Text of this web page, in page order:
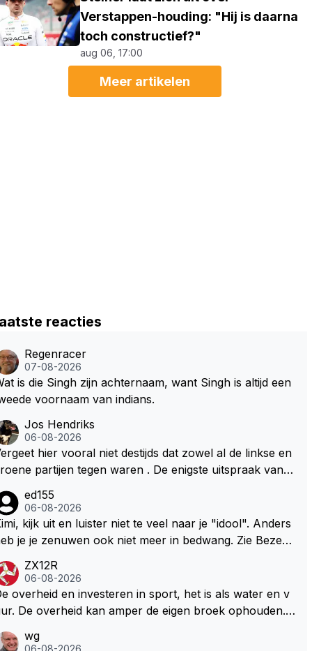
Verstappen-houding: "Hij is daarna
toch constructief?"
aug 06, 17:00
Meer artikelen
reacties
Regenracer
07-08-2026
is die Singh zijn achternaam, want Singh is altijd een
voornaam van indians.
Jos Hendriks
06-08-2026
hier vooral niet destijds dat zowel al de linkse en
partijen tegen waren . De enigste uitspraak van e
ze hun eigen uitlaat gassen inademen maar niet wet
was dat de F1 motor schoner is dan een normale a
Dus denk echt niet dat deze groene/wollen regering
ed155
06-08-2026
kijk uit en luister niet te veel naar je "idool". Anders
je je zenuwen ook niet meer in bedwang. Zie Bezech
Veel gezelliger
ZX12R
06-08-2026
overheid en investeren in sport, het is als water en v
De overheid kan amper de eigen broek ophouden.
het best vergelijken met de sheriff van Nottinghem
wg
06-08-2026